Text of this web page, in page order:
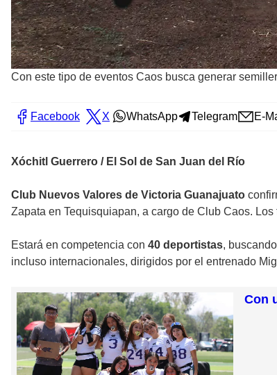
Con este tipo de eventos Caos busca generar
Facebook X WhatsApp Telegram E-
Xóchitl Guerrero / El Sol de San Juan del Río
Club Nuevos Valores de Victoria Guanajuato
Zapata en Tequisquiapan, a cargo de Club Caos.
Estará en competencia con 40 deportistas,
incluso internacionales, dirigidos por el entrenado
Con